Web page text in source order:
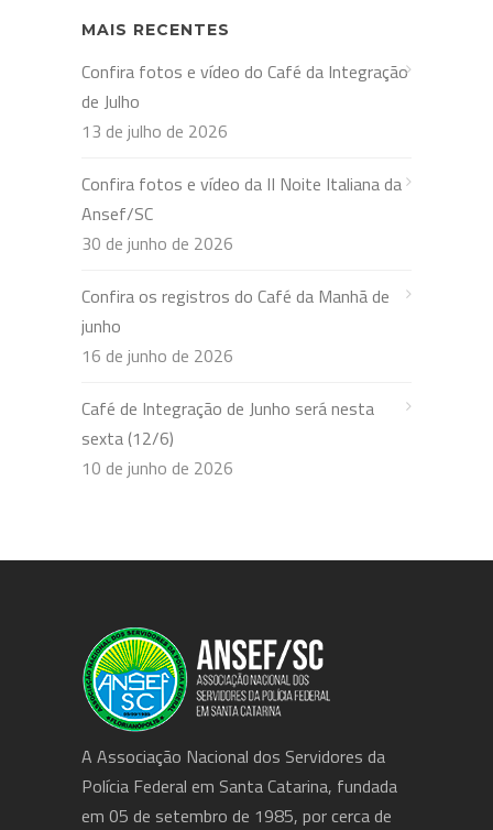
MAIS RECENTES
Confira fotos e vídeo do Café da Integração
de Julho
13 de julho de 2026
Confira fotos e vídeo da II Noite Italiana da
Ansef/SC
30 de junho de 2026
Confira os registros do Café da Manhã de
junho
16 de junho de 2026
Café de Integração de Junho será nesta
sexta (12/6)
10 de junho de 2026
A Associação Nacional dos Servidores da
Polícia Federal em Santa Catarina, fundada
em 05 de setembro de 1985, por cerca de